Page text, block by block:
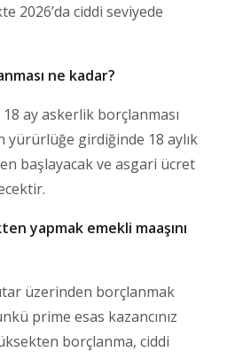
2026’da ciddi seviyede
ne kadar?
ay askerlik borçlanması
yürürlüğe girdiğinde 18 aylık
başlayacak ve asgari ücret
yapmak emekli maaşını
üzerinden borçlanmak
prime esas kazancınız
borçlanma, ciddi